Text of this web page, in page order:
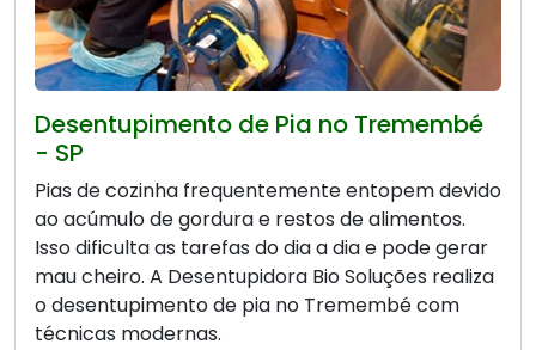
Desentupimento de Pia no Tremembé
- SP
Pias de cozinha frequentemente entopem devido
ao acúmulo de gordura e restos de alimentos.
Isso dificulta as tarefas do dia a dia e pode gerar
mau cheiro. A Desentupidora Bio Soluções realiza
o desentupimento de pia no Tremembé com
técnicas modernas.